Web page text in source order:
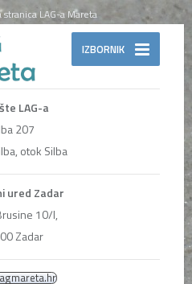
LAG-a Mareta
IZBORNIK
LAG-a
207
otok Silba
ured Zadar
10/I,
Zadar